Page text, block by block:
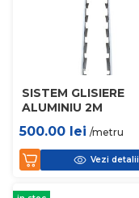
SISTEM GLISIERE
ALUMINIU 2M
500.00 lei /metru
Vezi detalii